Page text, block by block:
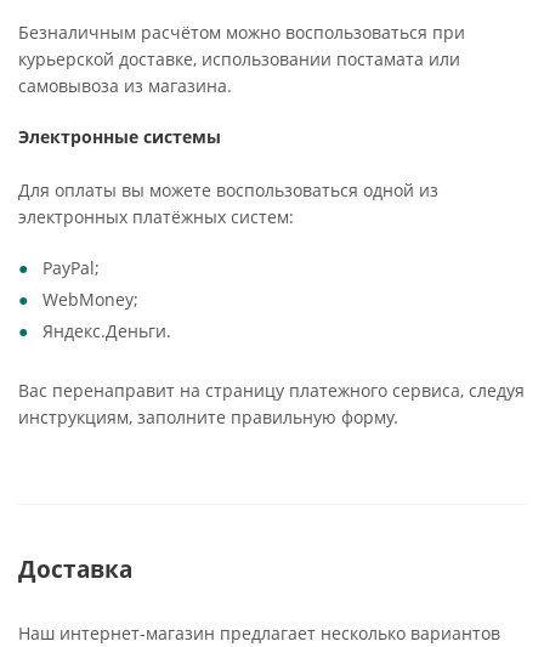
Безналичным расчётом можно воспользоваться при
курьерской доставке, использовании постамата или
самовывоза из магазина.
Электронные системы
Для оплаты вы можете воспользоваться одной из
электронных платёжных систем:
PayPal;
WebMoney;
Яндекс.Деньги.
Вас перенаправит на страницу платежного сервиса, следуя
инструкциям, заполните правильную форму.
Доставка
Наш интернет-магазин предлагает несколько вариантов